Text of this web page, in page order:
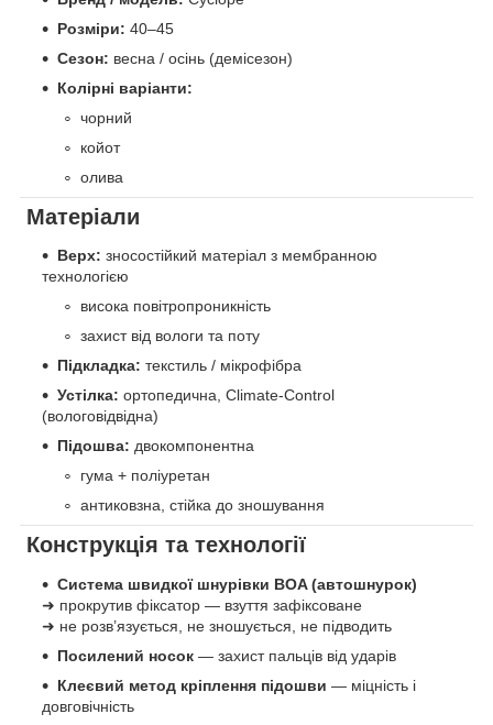
Розміри: 40–45
Сезон: весна / осінь (демісезон)
Колірні варіанти:
чорний
койот
олива
Матеріали
Верх: зносостійкий матеріал з мембранною
технологією
висока повітропроникність
захист від вологи та поту
Підкладка: текстиль / мікрофібра
Устілка: ортопедична, Climate-Control
(вологовідвідна)
Підошва: двокомпонентна
гума + поліуретан
антиковзна, стійка до зношування
Конструкція та технології
Система швидкої шнурівки BOA (автошнурок)
➜ прокрутив фіксатор — взуття зафіксоване
➜ не розв’язується, не зношується, не підводить
Посилений носок — захист пальців від ударів
Клеєвий метод кріплення підошви — міцність і
довговічність